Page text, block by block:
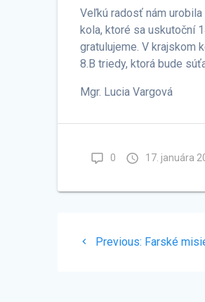
Veľkú radosť nám
kola, ktoré sa uskutoční
gratulujeme. V krajskom
8.B triedy, ktorá bude
Mgr. Lucia Vargová
0 17. januára
Navigácia
Previous: Previous
Farské